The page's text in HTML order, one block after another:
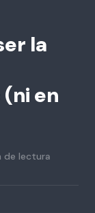
la
en
de lectura